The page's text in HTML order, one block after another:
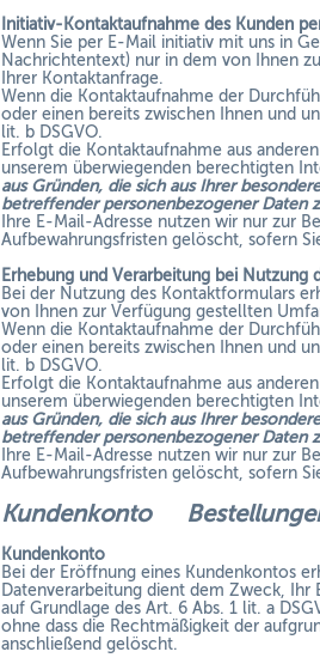
Initiativ-Kontaktaufnahme des Kunden
Wenn Sie per E-Mail initiativ mit uns in
Nachrichtentext) nur in dem von Ihnen
Ihrer Kontaktanfrage.
Wenn die Kontaktaufnahme der
oder einen bereits zwischen Ihnen und
lit. b DSGVO.
Erfolgt die Kontaktaufnahme aus
unserem überwiegenden berechtigten
aus Gründen, die sich aus Ihrer
betreffender personenbezogener Daten
Ihre E-Mail-Adresse nutzen wir nur zur
Aufbewahrungsfristen gelöscht, sofern
Erhebung und Verarbeitung bei Nutzung
Bei der Nutzung des Kontaktformulars
von Ihnen zur Verfügung gestellten
Wenn die Kontaktaufnahme der
oder einen bereits zwischen Ihnen und
lit. b DSGVO.
Erfolgt die Kontaktaufnahme aus
unserem überwiegenden berechtigten
aus Gründen, die sich aus Ihrer
betreffender personenbezogener Daten
Ihre E-Mail-Adresse nutzen wir nur zur
Aufbewahrungsfristen gelöscht, sofern
Kundenkonto
Kundenkonto
Bei der Eröffnung eines Kundenkontos
Datenverarbeitung dient dem Zweck, Ihr
auf Grundlage des Art. 6 Abs. 1 lit. a
ohne dass die Rechtmäßigkeit der
anschließend gelöscht.